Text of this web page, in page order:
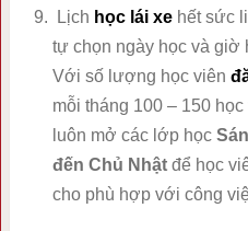
Lịch học lái xehết sức
tự chọn ngày học và giờ
Với số lượng học viên
mỗi tháng 100 – 150
luôn mở các lớp học
đến Chủ Nhậtđể học
cho phù hợp với công